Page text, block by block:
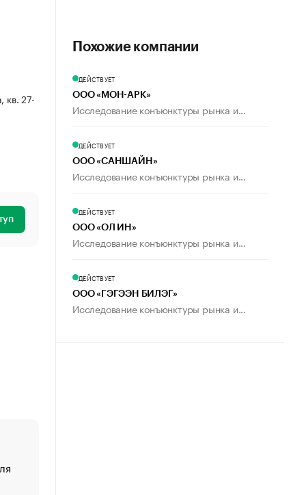
кв. 27-
Похожие компании
ДЕЙСТВУЕТ
ООО «МОН-АРК»
Исследование конъюнктуры рынка и...
ДЕЙСТВУЕТ
ООО «САНШАЙН»
Исследование конъюнктуры рынка и...
ДЕЙСТВУЕТ
ООО «ОЛ ИН»
Исследование конъюнктуры рынка и...
ДЕЙСТВУЕТ
ООО «ГЭГЭЭН БИЛЭГ»
Исследование конъюнктуры рынка и...